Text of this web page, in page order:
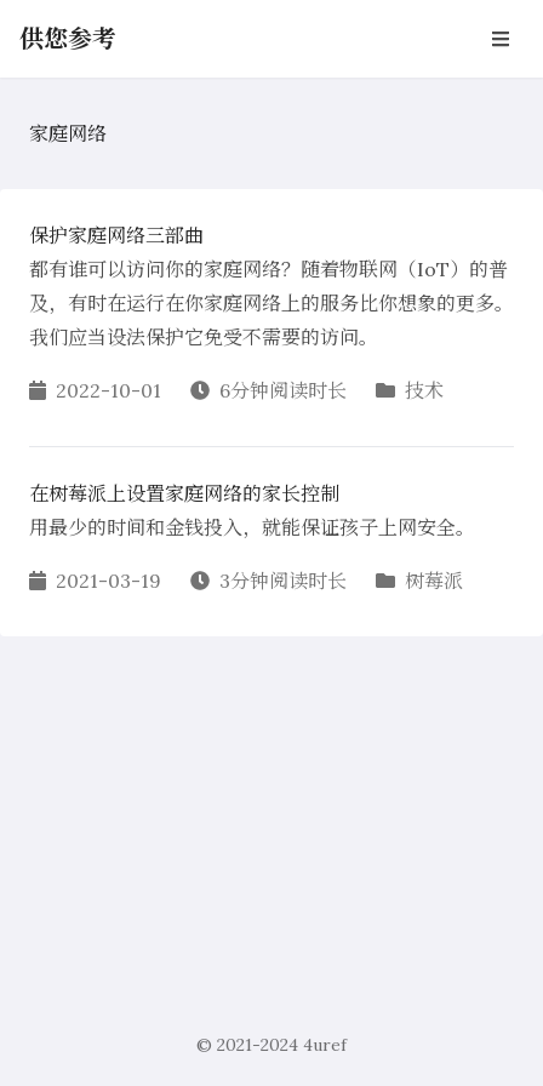
供您参考
家庭网络
保护家庭网络三部曲
都有谁可以访问你的家庭网络？随着物联网（IoT）的普
及，有时在运行在你家庭网络上的服务比你想象的更多。
我们应当设法保护它免受不需要的访问。
2022-10-01 6分钟阅读时长 技术
在树莓派上设置家庭网络的家长控制
用最少的时间和金钱投入，就能保证孩子上网安全。
2021-03-19 3分钟阅读时长 树莓派
© 2021-2024 4uref